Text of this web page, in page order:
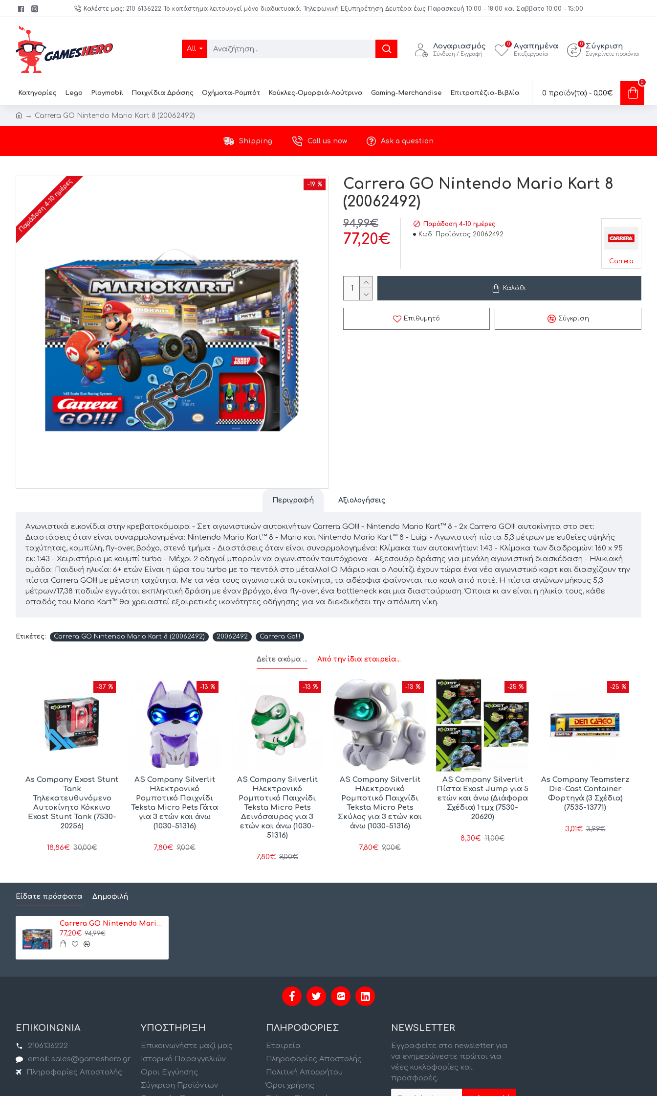
Καλέστε μας: 210 6136222 Το κατάστημα λειτουργεί μόνο διαδικτυακά. Τηλεφωνική Εξυπηρέτηση Δευτέρα έως Παρασκευή 10:00 - 18:00 και Σαββατο 10:00 - 15:00
All Λογαριασμός
Σύνδεση / Εγγραφή
Αγαπημένα
Επεξεργασία
0 Σύγκριση
Συγκρίνετε προϊόντα
0
Κατηγορίες Lego Playmobil Παιχνίδια Δράσης Οχήματα-Ρομπότ Κούκλες-Ομορφιά-Λούτρινα Gaming-Merchandise Επιτραπέζια-Βιβλία 0 προϊόν(τα) - 0,00€
0
Carrera GO Nintendo Mario Kart 8 (20062492)
Shipping Call us now Ask a question
-19 %
Παράδοση 4-10 ημέρες
Carrera GO Nintendo Mario Kart 8
(20062492)
77,20€
94,99€
Παράδοση 4-10 ημέρες
Κωδ. Προϊόντος: 20062492
Carrera
Καλάθι
Επιθυμητό Σύγκριση
Περιγραφή Αξιολογήσεις
Αγωνιστικά εικονίδια στην κρεβατοκάμαρα - Σετ αγωνιστικών αυτοκινήτων Carrera GO!!! - Nintendo Mario Kart™ 8 - 2x Carrera GO!!! αυτοκίνητα στο σετ:
Διαστάσεις όταν είναι συναρμολογημένα: Nintendo Mario Kart™ 8 - Mario και Nintendo Mario Kart™ 8 - Luigi - Αγωνιστική πίστα 5,3 μέτρων με ευθείες υψηλής
ταχύτητας, καμπύλη, fly-over, βρόχο, στενό τμήμα - Διαστάσεις όταν είναι συναρμολογημένα: Κλίμακα των αυτοκινήτων: 1:43 - Κλίμακα των διαδρομών: 160 x 95
εκ: 1:43 - Χειριστήριο με κουμπί turbo - Μέχρι 2 οδηγοί μπορούν να αγωνιστούν ταυτόχρονα - Αξεσουάρ δράσης για μεγάλη αγωνιστική διασκέδαση - Ηλικιακή
ομάδα: Παιδική ηλικία: 6+ ετών Είναι η ώρα του turbo με το πεντάλ στο μέταλλο! Ο Μάριο και ο Λουίτζι έχουν τώρα ένα νέο αγωνιστικό καρτ και διασχίζουν την
πίστα Carrera GO!!! με μέγιστη ταχύτητα. Με τα νέα τους αγωνιστικά αυτοκίνητα, τα αδέρφια φαίνονται πιο κουλ από ποτέ. Η πίστα αγώνων μήκους 5,3
μέτρων/17,38 ποδιών εγγυάται εκπληκτική δράση με έναν βρόγχο, ένα fly-over, ένα bottleneck και μια διασταύρωση. Όποια κι αν είναι η ηλικία τους, κάθε
οπαδός του Mario Kart™ θα χρειαστεί εξαιρετικές ικανότητες οδήγησης για να διεκδικήσει την απόλυτη νίκη.
Ετικέτες: Carrera GO Nintendo Mario Kart 8 (20062492) 20062492 Carrera Go!!!
Δείτε ακόμα ... Από την ίδια εταιρεία...
-37 %
As Company Exost Stunt
Tank
Τηλεκατευθυνόμενο
Αυτοκίνητο Κόκκινο
Exost Stunt Tank (7530-
20256)
18,86€ 30,00€
-13 %
AS Company Silverlit
Ηλεκτρονικό
Ρομποτικό Παιχνίδι
Teksta Micro Pets Γάτα
για 3 ετών και άνω
(1030-51316)
7,80€ 9,00€
-13 %
AS Company Silverlit
Ηλεκτρονικό
Ρομποτικό Παιχνίδι
Teksta Micro Pets
Δεινόσαυρος για 3
ετών και άνω (1030-
51316)
7,80€ 9,00€
-13 %
AS Company Silverlit
Ηλεκτρονικό
Ρομποτικό Παιχνίδι
Teksta Micro Pets
Σκύλος για 3 ετών και
άνω (1030-51316)
7,80€ 9,00€
-25 %
AS Company Silverlit
Πίστα Exost Jump για 5
ετών και άνω (Διάφορα
Σχέδια) 1τμχ (7530-
20620)
8,30€ 11,00€
-25 %
As Company Teamsterz
Die-Cast Container
Φορτηγά (3 Σχέδια)
(7535-13771)
3,01€ 3,99€
Είδατε πρόσφατα Δημοφιλή
Carrera GO Nintendo Mario Kart 8 (20062492)
77,20€ 94,99€
ΕΠΙΚΟΙΝΩΝΙΑ
2106136222
email: sales@gameshero.gr
Πληροφορίες Αποστολής
ΥΠΟΣΤΗΡΙΞΗ
Επικοινωνήστε μαζί μας
Ιστορικό Παραγγελιών
Οροι Εγγύησης
Σύγκριση Προϊόντων
ΠΛΗΡΟΦΟΡΙΕΣ
Εταιρεία
Πληροφορίες Αποστολής
Πολιτική Απορρήτου
Όροι χρήσης
NEWSLETTER
Εγγραφείτε στο newsletter για
να ενημερώνεστε πρώτοι για
νέες κυκλοφορίες και
προσφορές.